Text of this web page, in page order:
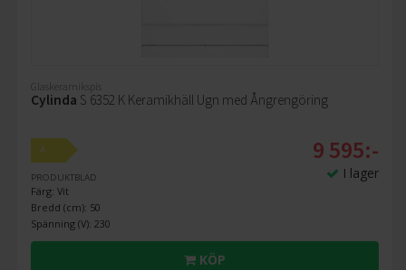
Glaskeramikspis
Cylinda S 6352 K Keramikhäll Ugn med Ångrengöring
A
PRODUKTBLAD
Färg: Vit
Bredd (cm): 50
Spänning (V): 230
9 595:-
I lager
KÖP